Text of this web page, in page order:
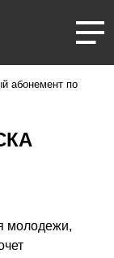
абонемент по
молодежи,